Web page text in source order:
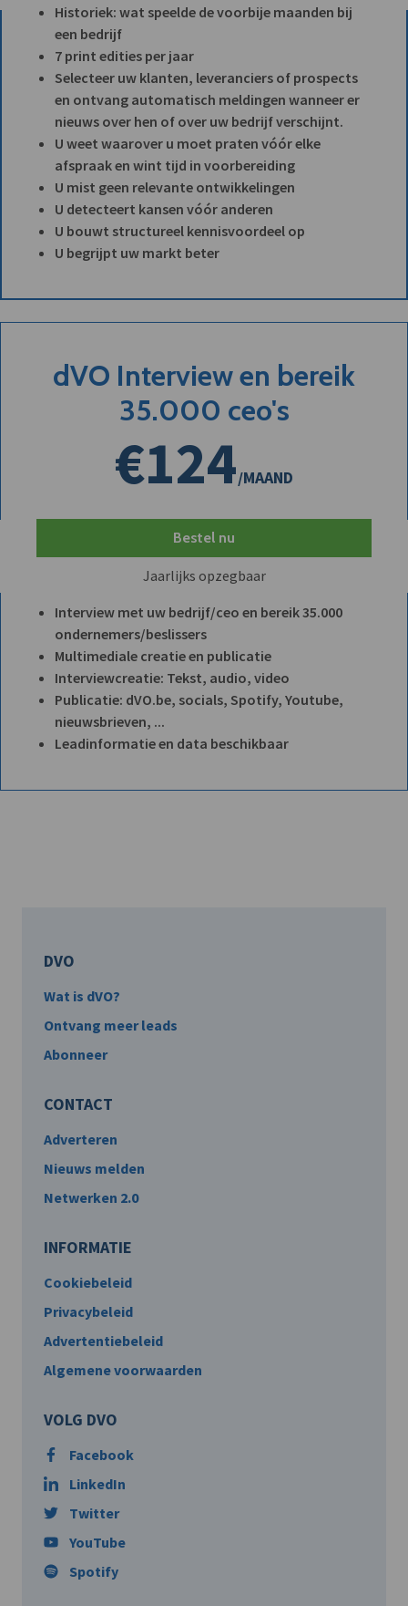
Historiek: wat speelde de voorbije maanden bij
een bedrijf
7 print edities per jaar
Selecteer uw klanten, leveranciers of prospects
en ontvang automatisch meldingen wanneer er
nieuws over hen of over uw bedrijf verschijnt.
U weet waarover u moet praten vóór elke
afspraak en wint tijd in voorbereiding
U mist geen relevante ontwikkelingen
U detecteert kansen vóór anderen
U bouwt structureel kennisvoordeel op
U begrijpt uw markt beter
dVO Interview en bereik
35.000 ceo's
€124/MAAND
Bestel nu
Jaarlijks opzegbaar
Interview met uw bedrijf/ceo en bereik 35.000
ondernemers/beslissers
Multimediale creatie en publicatie
Interviewcreatie: Tekst, audio, video
Publicatie: dVO.be, socials, Spotify, Youtube,
nieuwsbrieven, ...
Leadinformatie en data beschikbaar
DVO
Wat is dVO?
Ontvang meer leads
Abonneer
CONTACT
Adverteren
Nieuws melden
Netwerken 2.0
INFORMATIE
Cookiebeleid
Privacybeleid
Advertentiebeleid
Algemene voorwaarden
VOLG DVO
Facebook
LinkedIn
Twitter
YouTube
Spotify